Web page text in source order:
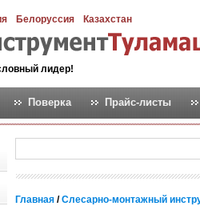
Белоруссия Казахстан
лидер!
Поверка Прайс-листы
Главная /Слесарно-монтажный